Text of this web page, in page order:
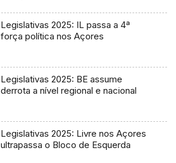
Legislativas 2025: IL passa a 4ª
força política nos Açores
Legislativas 2025: BE assume
derrota a nível regional e nacional
Legislativas 2025: Livre nos Açores
ultrapassa o Bloco de Esquerda